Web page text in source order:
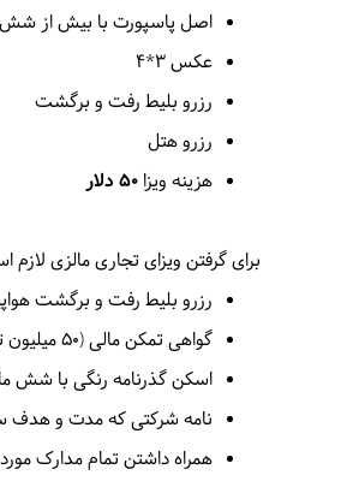
اصل پاسپورت با بیش از شش
عکس 3*4
رزرو بلیط رفت و برگشت
رزرو هتل
هزینه ویزا
برای گرفتن ویزای تجاری مالزی لازم
رزرو بلیط رفت و برگشت
گواهی تمکن مالی (50 میلیون تومان)
اسکن گذرنامه رنگی با شش
نامه شرکتی که مدت و هدف
همراه داشتن تمام مدارک